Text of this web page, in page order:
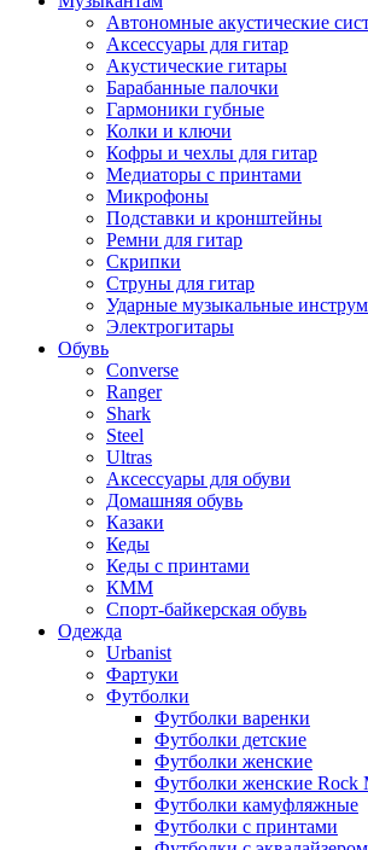
Автономные акустические
Аксессуары для гитар
Акустические гитары
Барабанные палочки
Гармоники губные
Колки и ключи
Кофры и чехлы для гитар
Медиаторы с принтами
Микрофоны
Подставки и кронштейны
Ремни для гитар
Скрипки
Струны для гитар
Ударные музыкальные
Электрогитары
Обувь
Converse
Ranger
Shark
Steel
Ultras
Аксессуары для обуви
Домашняя обувь
Казаки
Кеды
Кеды с принтами
КММ
Спорт-байкерская обувь
Одежда
Urbanist
Фартуки
Футболки
Футболки варенки
Футболки детские
Футболки женские
Футболки женские Rock
Футболки камуфляжные
Футболки с принтами